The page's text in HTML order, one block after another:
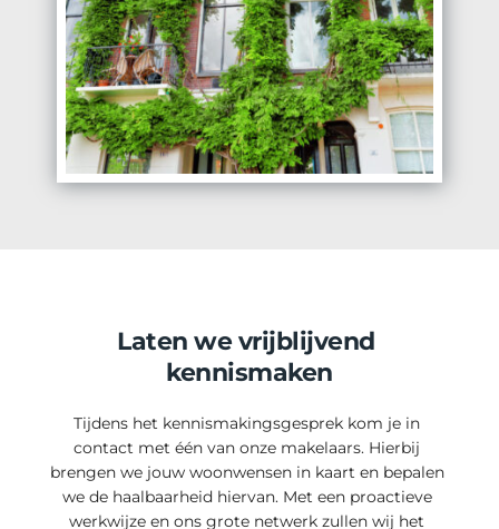
Laten we vrijblijvend
kennismaken
Tijdens het kennismakingsgesprek kom je in
contact met één van onze makelaars. Hierbij
brengen we jouw woonwensen in kaart en bepalen
we de haalbaarheid hiervan. Met een proactieve
werkwijze en ons grote netwerk zullen wij het